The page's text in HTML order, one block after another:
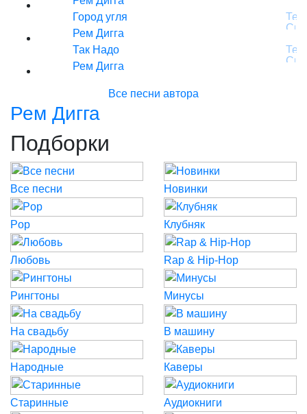
Город угля
Рем Дигга
Так Надо
Рем Дигга
Все песни автора
Рем Дигга
Подборки
Все песни Новинки
Pop Клубняк
Любовь Rap & Hip-Hop
Рингтоны Минусы
На свадьбу В машину
Народные Каверы
Старинные Аудиокниги